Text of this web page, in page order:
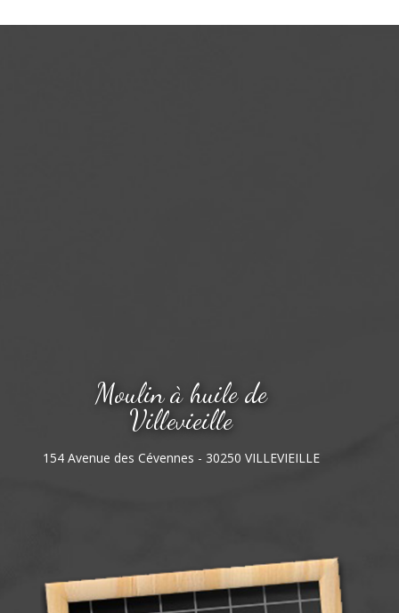
Moulin à huile de
Villevieille
154 Avenue des Cévennes - 30250 VILLEVIEILLE